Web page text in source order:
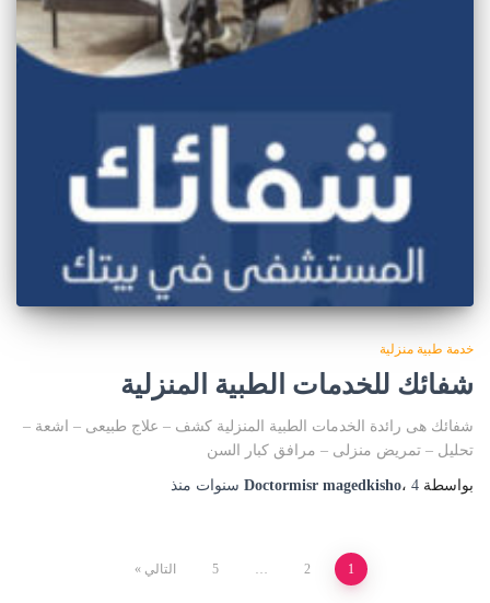
خدمة طبية منزلية
شفائك للخدمات الطبية المنزلية
شفائك هى رائدة الخدمات الطبية المنزلية كشف – علاج طبيعى – اشعة –
تحليل – تمريض منزلى – مرافق كبار السن
بواسطة Doctormisr magedkisho، 4 سنوات منذ
1
2
…
5 التالي